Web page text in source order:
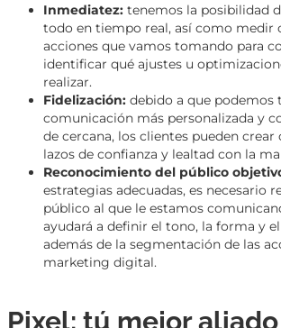
Inmediatez: tenemos la posibilidad
todo en tiempo real, así como medir
acciones que vamos tomando para
identificar qué ajustes u
realizar.
Fidelización: debido a que podemos
comunicación más personalizada y
de cercana, los clientes pueden
lazos de confianza y lealtad con la
Reconocimiento del público
estrategias adecuadas, es necesario
público al que le estamos
ayudará a definir el tono, la forma y
además de la segmentación de las
marketing digital.
Pixel: tú mejor